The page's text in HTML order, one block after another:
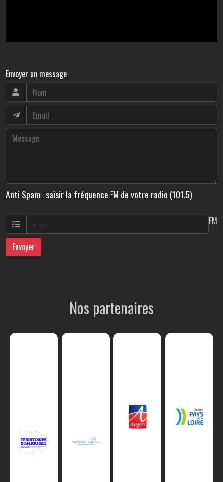
Envoyer un message
Anti Spam : saisir la fréquence FM de votre radio (101.5)
FM
Envoyer
Nos partenaires